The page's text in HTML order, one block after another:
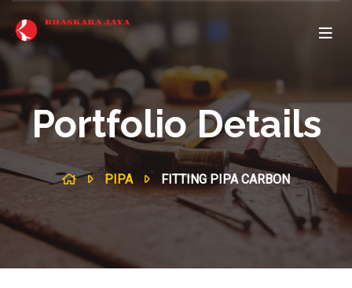
Portfolio Details
PIPA FITTING PIPA CARBON